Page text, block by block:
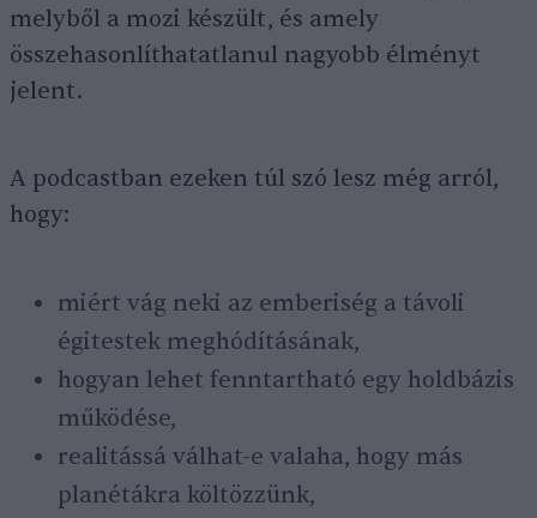
melyből a mozi készült, és amely
összehasonlíthatatlanul nagyobb élményt
jelent.
A podcastban ezeken túl szó lesz még arról,
hogy:
miért vág neki az emberiség a távoli
égitestek meghódításának,
hogyan lehet fenntartható egy holdbázis
működése,
realitássá válhat-e valaha, hogy más
planétákra költözzünk,